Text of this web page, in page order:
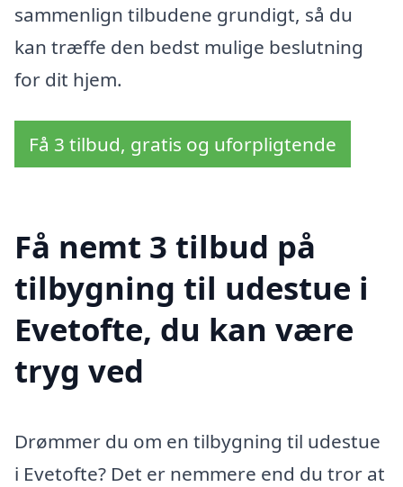
sammenlign tilbudene grundigt, så du
kan træffe den bedst mulige beslutning
for dit hjem.
Få 3 tilbud, gratis og uforpligtende
Få nemt 3 tilbud på
tilbygning til udestue i
Evetofte, du kan være
tryg ved
Drømmer du om en tilbygning til udestue
i Evetofte? Det er nemmere end du tror at